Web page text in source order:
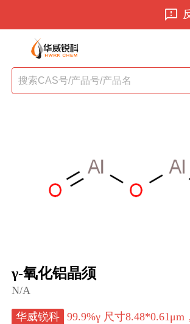
γ-氧化铝晶须
N/A
华威锐科 99.9%γ 尺寸8.48*0.61μm